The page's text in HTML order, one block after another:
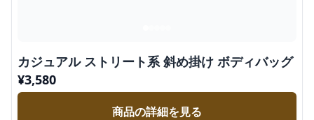
カジュアル ストリート系 斜め掛け ボディバッグ
¥3,580
商品の詳細を見る